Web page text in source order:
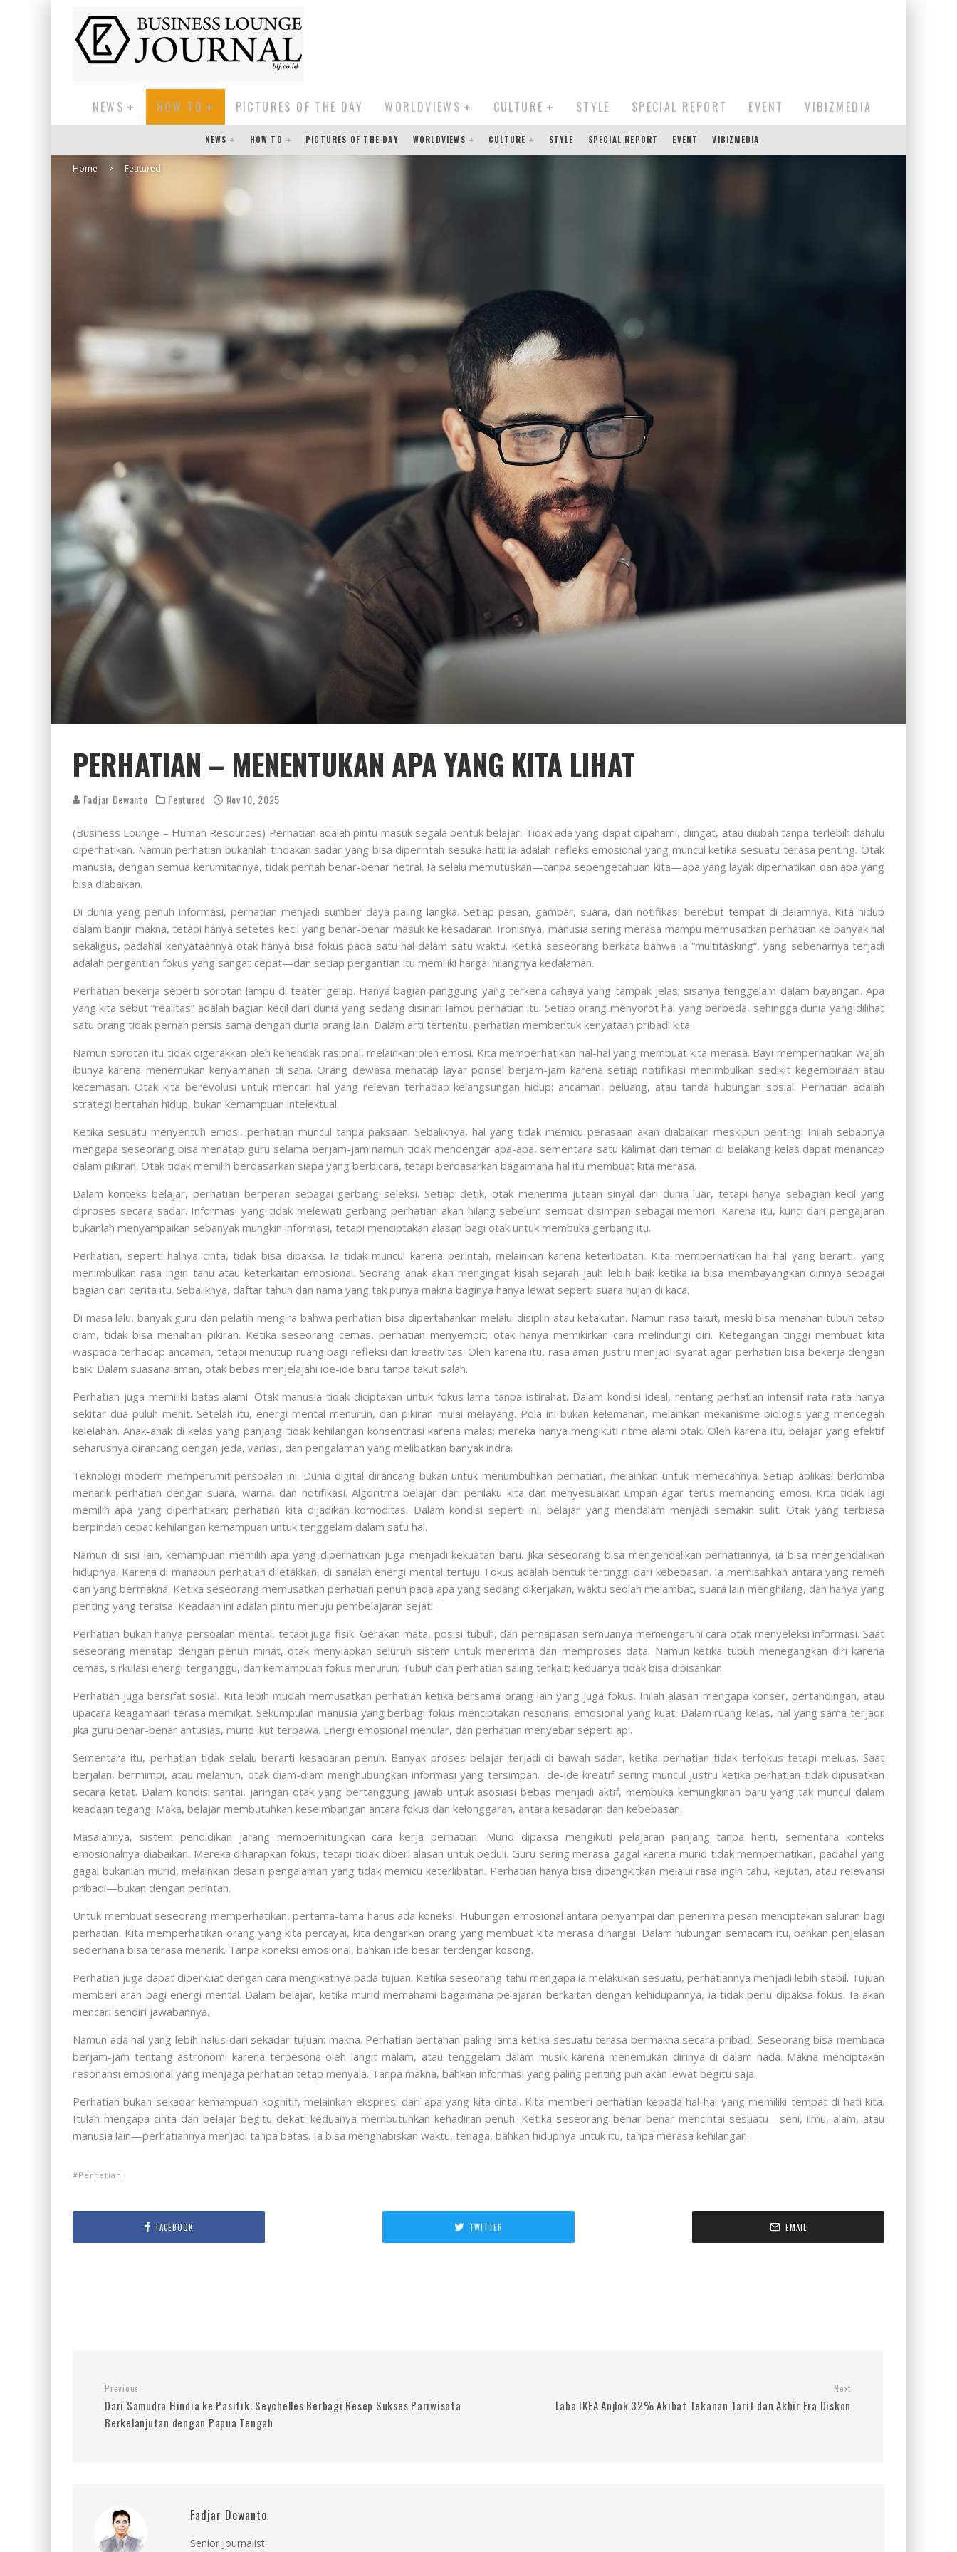
NEWS HOW TO PICTURES OF THE DAY WORLDVIEWS CULTURE STYLE SPECIAL REPORT EVENT VIBIZMEDIA
NEWS HOW TO PICTURES OF THE DAY WORLDVIEWS CULTURE STYLE SPECIAL REPORT EVENT VIBIZMEDIA
Home Featured
PERHATIAN – MENENTUKAN APA YANG KITA LIHAT
Fadjar Dewanto Featured Nov 10, 2025
(Business Lounge – Human Resources) Perhatian adalah pintu masuk segala bentuk belajar. Tidak ada yang dapat dipahami, diingat, atau diubah tanpa terlebih dahulu
diperhatikan. Namun perhatian bukanlah tindakan sadar yang bisa diperintah sesuka hati; ia adalah refleks emosional yang muncul ketika sesuatu terasa penting. Otak
manusia, dengan semua kerumitannya, tidak pernah benar-benar netral. Ia selalu memutuskan—tanpa sepengetahuan kita—apa yang layak diperhatikan dan apa yang
bisa diabaikan.
Di dunia yang penuh informasi, perhatian menjadi sumber daya paling langka. Setiap pesan, gambar, suara, dan notifikasi berebut tempat di dalamnya. Kita hidup
dalam banjir makna, tetapi hanya setetes kecil yang benar-benar masuk ke kesadaran. Ironisnya, manusia sering merasa mampu memusatkan perhatian ke banyak hal
sekaligus, padahal kenyataannya otak hanya bisa fokus pada satu hal dalam satu waktu. Ketika seseorang berkata bahwa ia “multitasking”, yang sebenarnya terjadi
adalah pergantian fokus yang sangat cepat—dan setiap pergantian itu memiliki harga: hilangnya kedalaman.
Perhatian bekerja seperti sorotan lampu di teater gelap. Hanya bagian panggung yang terkena cahaya yang tampak jelas; sisanya tenggelam dalam bayangan. Apa
yang kita sebut “realitas” adalah bagian kecil dari dunia yang sedang disinari lampu perhatian itu. Setiap orang menyorot hal yang berbeda, sehingga dunia yang dilihat
satu orang tidak pernah persis sama dengan dunia orang lain. Dalam arti tertentu, perhatian membentuk kenyataan pribadi kita.
Namun sorotan itu tidak digerakkan oleh kehendak rasional, melainkan oleh emosi. Kita memperhatikan hal-hal yang membuat kita merasa. Bayi memperhatikan wajah
ibunya karena menemukan kenyamanan di sana. Orang dewasa menatap layar ponsel berjam-jam karena setiap notifikasi menimbulkan sedikit kegembiraan atau
kecemasan. Otak kita berevolusi untuk mencari hal yang relevan terhadap kelangsungan hidup: ancaman, peluang, atau tanda hubungan sosial. Perhatian adalah
strategi bertahan hidup, bukan kemampuan intelektual.
Ketika sesuatu menyentuh emosi, perhatian muncul tanpa paksaan. Sebaliknya, hal yang tidak memicu perasaan akan diabaikan meskipun penting. Inilah sebabnya
mengapa seseorang bisa menatap guru selama berjam-jam namun tidak mendengar apa-apa, sementara satu kalimat dari teman di belakang kelas dapat menancap
dalam pikiran. Otak tidak memilih berdasarkan siapa yang berbicara, tetapi berdasarkan bagaimana hal itu membuat kita merasa.
Dalam konteks belajar, perhatian berperan sebagai gerbang seleksi. Setiap detik, otak menerima jutaan sinyal dari dunia luar, tetapi hanya sebagian kecil yang
diproses secara sadar. Informasi yang tidak melewati gerbang perhatian akan hilang sebelum sempat disimpan sebagai memori. Karena itu, kunci dari pengajaran
bukanlah menyampaikan sebanyak mungkin informasi, tetapi menciptakan alasan bagi otak untuk membuka gerbang itu.
Perhatian, seperti halnya cinta, tidak bisa dipaksa. Ia tidak muncul karena perintah, melainkan karena keterlibatan. Kita memperhatikan hal-hal yang berarti, yang
menimbulkan rasa ingin tahu atau keterkaitan emosional. Seorang anak akan mengingat kisah sejarah jauh lebih baik ketika ia bisa membayangkan dirinya sebagai
bagian dari cerita itu. Sebaliknya, daftar tahun dan nama yang tak punya makna baginya hanya lewat seperti suara hujan di kaca.
Di masa lalu, banyak guru dan pelatih mengira bahwa perhatian bisa dipertahankan melalui disiplin atau ketakutan. Namun rasa takut, meski bisa menahan tubuh tetap
diam, tidak bisa menahan pikiran. Ketika seseorang cemas, perhatian menyempit; otak hanya memikirkan cara melindungi diri. Ketegangan tinggi membuat kita
waspada terhadap ancaman, tetapi menutup ruang bagi refleksi dan kreativitas. Oleh karena itu, rasa aman justru menjadi syarat agar perhatian bisa bekerja dengan
baik. Dalam suasana aman, otak bebas menjelajahi ide-ide baru tanpa takut salah.
Perhatian juga memiliki batas alami. Otak manusia tidak diciptakan untuk fokus lama tanpa istirahat. Dalam kondisi ideal, rentang perhatian intensif rata-rata hanya
sekitar dua puluh menit. Setelah itu, energi mental menurun, dan pikiran mulai melayang. Pola ini bukan kelemahan, melainkan mekanisme biologis yang mencegah
kelelahan. Anak-anak di kelas yang panjang tidak kehilangan konsentrasi karena malas; mereka hanya mengikuti ritme alami otak. Oleh karena itu, belajar yang efektif
seharusnya dirancang dengan jeda, variasi, dan pengalaman yang melibatkan banyak indra.
Teknologi modern memperumit persoalan ini. Dunia digital dirancang bukan untuk menumbuhkan perhatian, melainkan untuk memecahnya. Setiap aplikasi berlomba
menarik perhatian dengan suara, warna, dan notifikasi. Algoritma belajar dari perilaku kita dan menyesuaikan umpan agar terus memancing emosi. Kita tidak lagi
memilih apa yang diperhatikan; perhatian kita dijadikan komoditas. Dalam kondisi seperti ini, belajar yang mendalam menjadi semakin sulit. Otak yang terbiasa
berpindah cepat kehilangan kemampuan untuk tenggelam dalam satu hal.
Namun di sisi lain, kemampuan memilih apa yang diperhatikan juga menjadi kekuatan baru. Jika seseorang bisa mengendalikan perhatiannya, ia bisa mengendalikan
hidupnya. Karena di manapun perhatian diletakkan, di sanalah energi mental tertuju. Fokus adalah bentuk tertinggi dari kebebasan. Ia memisahkan antara yang remeh
dan yang bermakna. Ketika seseorang memusatkan perhatian penuh pada apa yang sedang dikerjakan, waktu seolah melambat, suara lain menghilang, dan hanya yang
penting yang tersisa. Keadaan ini adalah pintu menuju pembelajaran sejati.
Perhatian bukan hanya persoalan mental, tetapi juga fisik. Gerakan mata, posisi tubuh, dan pernapasan semuanya memengaruhi cara otak menyeleksi informasi. Saat
seseorang menatap dengan penuh minat, otak menyiapkan seluruh sistem untuk menerima dan memproses data. Namun ketika tubuh menegangkan diri karena
cemas, sirkulasi energi terganggu, dan kemampuan fokus menurun. Tubuh dan perhatian saling terkait; keduanya tidak bisa dipisahkan.
Perhatian juga bersifat sosial. Kita lebih mudah memusatkan perhatian ketika bersama orang lain yang juga fokus. Inilah alasan mengapa konser, pertandingan, atau
upacara keagamaan terasa memikat. Sekumpulan manusia yang berbagi fokus menciptakan resonansi emosional yang kuat. Dalam ruang kelas, hal yang sama terjadi:
jika guru benar-benar antusias, murid ikut terbawa. Energi emosional menular, dan perhatian menyebar seperti api.
Sementara itu, perhatian tidak selalu berarti kesadaran penuh. Banyak proses belajar terjadi di bawah sadar, ketika perhatian tidak terfokus tetapi meluas. Saat
berjalan, bermimpi, atau melamun, otak diam-diam menghubungkan informasi yang tersimpan. Ide-ide kreatif sering muncul justru ketika perhatian tidak dipusatkan
secara ketat. Dalam kondisi santai, jaringan otak yang bertanggung jawab untuk asosiasi bebas menjadi aktif, membuka kemungkinan baru yang tak muncul dalam
keadaan tegang. Maka, belajar membutuhkan keseimbangan antara fokus dan kelonggaran, antara kesadaran dan kebebasan.
Masalahnya, sistem pendidikan jarang memperhitungkan cara kerja perhatian. Murid dipaksa mengikuti pelajaran panjang tanpa henti, sementara konteks
emosionalnya diabaikan. Mereka diharapkan fokus, tetapi tidak diberi alasan untuk peduli. Guru sering merasa gagal karena murid tidak memperhatikan, padahal yang
gagal bukanlah murid, melainkan desain pengalaman yang tidak memicu keterlibatan. Perhatian hanya bisa dibangkitkan melalui rasa ingin tahu, kejutan, atau relevansi
pribadi—bukan dengan perintah.
Untuk membuat seseorang memperhatikan, pertama-tama harus ada koneksi. Hubungan emosional antara penyampai dan penerima pesan menciptakan saluran bagi
perhatian. Kita memperhatikan orang yang kita percayai, kita dengarkan orang yang membuat kita merasa dihargai. Dalam hubungan semacam itu, bahkan penjelasan
sederhana bisa terasa menarik. Tanpa koneksi emosional, bahkan ide besar terdengar kosong.
Perhatian juga dapat diperkuat dengan cara mengikatnya pada tujuan. Ketika seseorang tahu mengapa ia melakukan sesuatu, perhatiannya menjadi lebih stabil. Tujuan
memberi arah bagi energi mental. Dalam belajar, ketika murid memahami bagaimana pelajaran berkaitan dengan kehidupannya, ia tidak perlu dipaksa fokus. Ia akan
mencari sendiri jawabannya.
Namun ada hal yang lebih halus dari sekadar tujuan: makna. Perhatian bertahan paling lama ketika sesuatu terasa bermakna secara pribadi. Seseorang bisa membaca
berjam-jam tentang astronomi karena terpesona oleh langit malam, atau tenggelam dalam musik karena menemukan dirinya di dalam nada. Makna menciptakan
resonansi emosional yang menjaga perhatian tetap menyala. Tanpa makna, bahkan informasi yang paling penting pun akan lewat begitu saja.
Perhatian bukan sekadar kemampuan kognitif, melainkan ekspresi dari apa yang kita cintai. Kita memberi perhatian kepada hal-hal yang memiliki tempat di hati kita.
Itulah mengapa cinta dan belajar begitu dekat: keduanya membutuhkan kehadiran penuh. Ketika seseorang benar-benar mencintai sesuatu—seni, ilmu, alam, atau
manusia lain—perhatiannya menjadi tanpa batas. Ia bisa menghabiskan waktu, tenaga, bahkan hidupnya untuk itu, tanpa merasa kehilangan.
Perhatian
FACEBOOK TWITTER EMAIL
Previous
Dari Samudra Hindia ke Pasifik: Seychelles Berbagi Resep Sukses Pariwisata
Berkelanjutan dengan Papua Tengah
Next
Laba IKEA Anjlok 32% Akibat Tekanan Tarif dan Akhir Era Diskon
Fadjar Dewanto
Senior Journalist